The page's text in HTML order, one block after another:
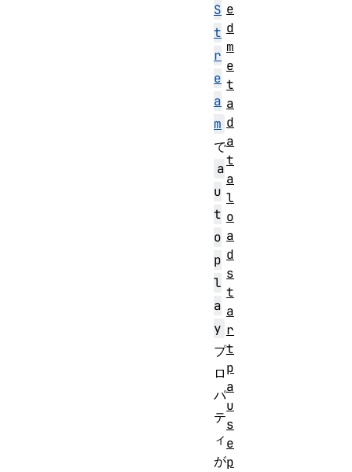
S
t
r
e
a
m
で
a
u
t
o
p
l
a
y
プ
ロ
パ
テ
ィ
が
e
d
m
e
t
a
d
a
t
a
l
o
a
d
s
t
a
r
t
p
a
u
s
e
p